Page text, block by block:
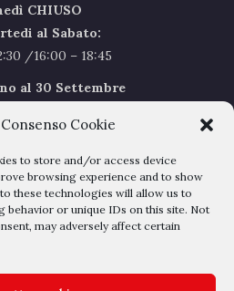
Cookie
to store and/or access device
browsing experience and to show
these technologies will allow us to
behavior or unique IDs on this site. Not
may adversely affect certain
CHIUSO
al Sabato:
/16:00 – 18:45
al 30 Settembre
Agosto Chiusi
dal 1 al 24Agosto
–Cookie Policy